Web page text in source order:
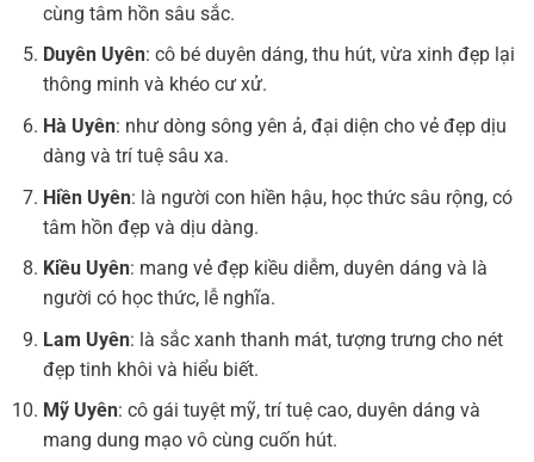
cùng tâm hồn sâu sắc.
Duyên Uyên: cô bé duyên dáng, thu hút, vừa xinh đẹp lại
thông minh và khéo cư xử.
Hà Uyên: như dòng sông yên ả, đại diện cho vẻ đẹp dịu
dàng và trí tuệ sâu xa.
Hiền Uyên: là người con hiền hậu, học thức sâu rộng, có
tâm hồn đẹp và dịu dàng.
Kiều Uyên: mang vẻ đẹp kiều diễm, duyên dáng và là
người có học thức, lễ nghĩa.
Lam Uyên: là sắc xanh thanh mát, tượng trưng cho nét
đẹp tinh khôi và hiểu biết.
Mỹ Uyên: cô gái tuyệt mỹ, trí tuệ cao, duyên dáng và
mang dung mạo vô cùng cuốn hút.